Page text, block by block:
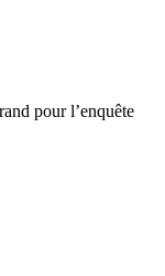
pour l’enquête